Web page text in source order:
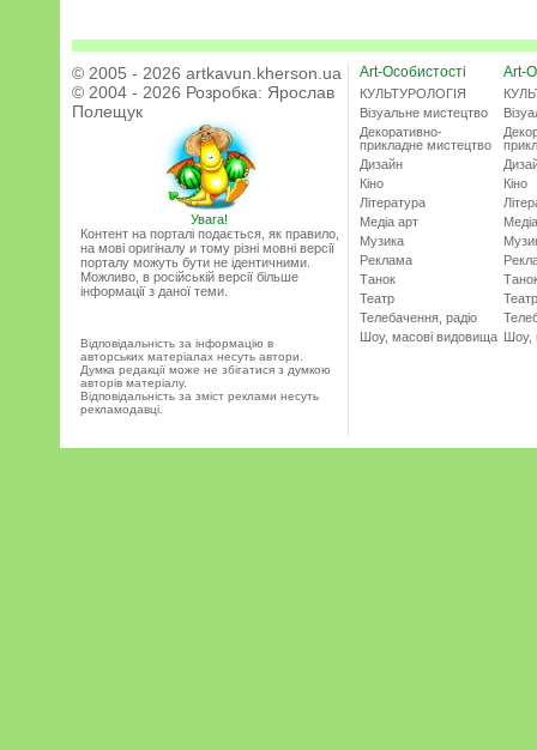
© 2005 - 2026 artkavun.kherson.ua
© 2004 - 2026 Розробка: Ярослав
Полещук
Увага!
Контент на порталі подається, як правило,
на мові оригіналу и тому різні мовні версії
порталу можуть бути не ідентичними.
Можливо, в російській версії більше
інформації з даної теми.
Відповідальність за інформацію в
авторських матеріалах несуть автори.
Думка редакції може не збігатися з думкою
авторів матеріалу.
Відповідальність за зміст реклами несуть
рекламодавці.
Art-Особистості
КУЛЬТУРОЛОГІЯ
Візуальне мистецтво
Декоративно-
прикладне мистецтво
Дизайн
Кіно
Література
Медіа арт
Музика
Реклама
Танок
Театр
Телебачення, радіо
Шоу, масові видовища
Art-
Кіно
Театр
Шоу,